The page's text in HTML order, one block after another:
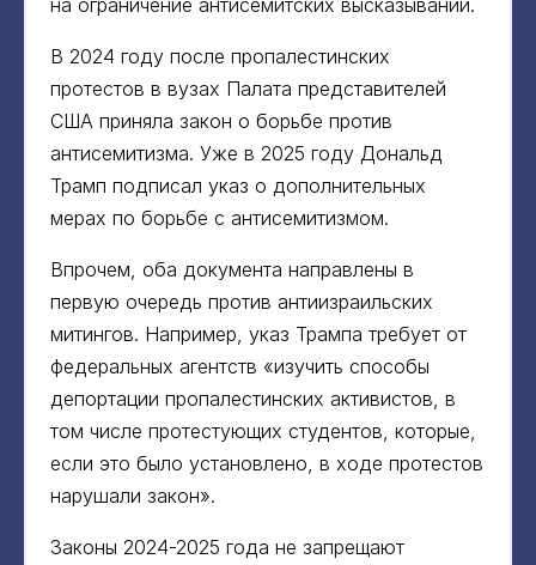
В 2024 году после пропалестинских
протестов в вузах Палата представителей
США приняла закон о борьбе против
антисемитизма. Уже в 2025 году Дональд
Трамп подписал указ о дополнительных
мерах по борьбе с антисемитизмом.
Впрочем, оба документа направлены в
первую очередь против антиизраильских
митингов. Например, указ Трампа требует от
федеральных агентств «‎изучить способы
депортации пропалестинских активистов, в
том числе протестующих студентов, которые,
если это было установлено, в ходе протестов
нарушали закон»‎.
Законы 2024-2025 года не запрещают